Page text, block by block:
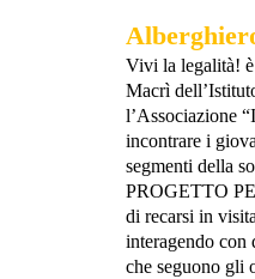
Vivi la legalità!
Macrì
l’Associazione
incontrare i
segmenti della
PROGETTO
di recarsi in
interagendo con
che seguono gli